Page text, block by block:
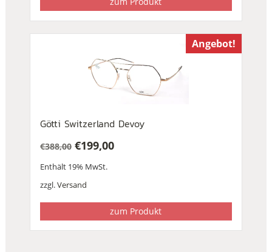
Angebot!
Götti Switzerland Devoy
€388,00
Preis
war:
€199,00
Preis
ist:
Enthält 19% MwSt.
zzgl.Versand
zum Produkt